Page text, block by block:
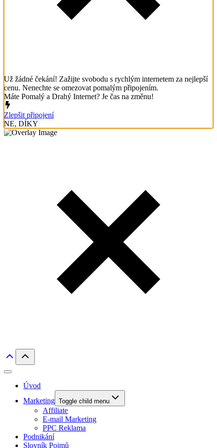
Už žádné čekání! Zažijte svobodu s rychlým internetem za nejlepší
cenu. Nenechte se omezovat pomalým připojením.
Máte Pomalý a Drahý Internet? Je čas na změnu!
Zlepšit připojení
NE, DÍKY
Úvod
Marketing Toggle child menu
Affiliate
E-mail Marketing
PPC Reklama
Podnikání
Slovník Pojmů